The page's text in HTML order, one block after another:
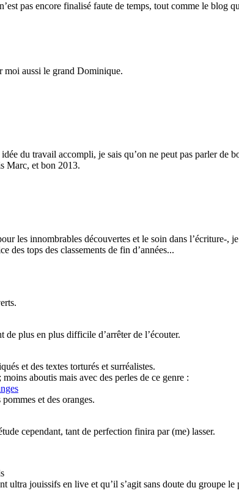
pas encore finalisé faute de temps, tout comme le blog
moi aussi le grand Dominique.
du travail accompli, je sais qu’on ne peut pas parler de
Marc, et bon 2013.
les innombrables découvertes et le soin dans l’écriture-,
des tops des classements de fin d’années...
plus en plus difficile d’arrêter de l’écouter.
et des textes torturés et surréalistes.
aboutis mais avec des perles de ce genre :
et des oranges.
cependant, tant de perfection finira par (me) lasser.
ultra jouissifs en live et qu’il s’agit sans doute du groupe